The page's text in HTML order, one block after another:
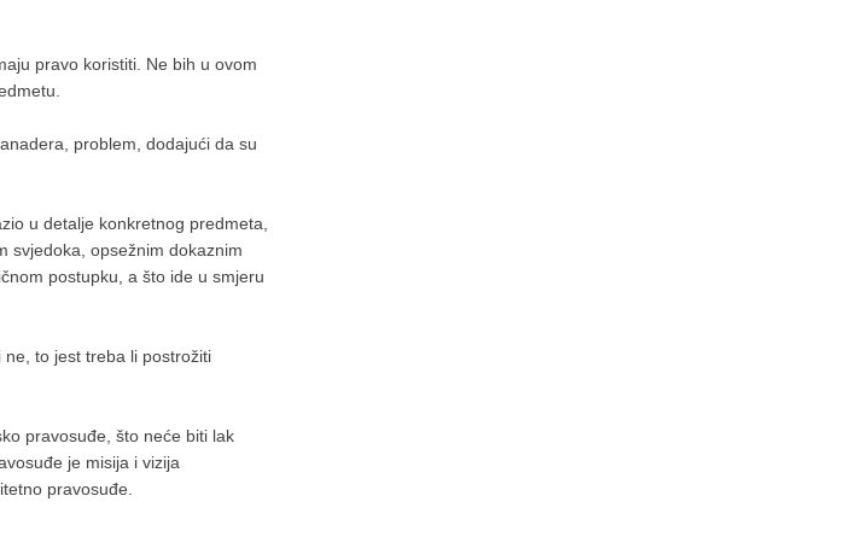
pravo koristiti. Ne bih u ovom
problem, dodajući da su
u detalje konkretnog predmeta,
svjedoka, opsežnim dokaznim
postupku, a što ide u smjeru
to jest treba li postrožiti
pravosuđe, što neće biti lak
je misija i vizija
pravosuđe.